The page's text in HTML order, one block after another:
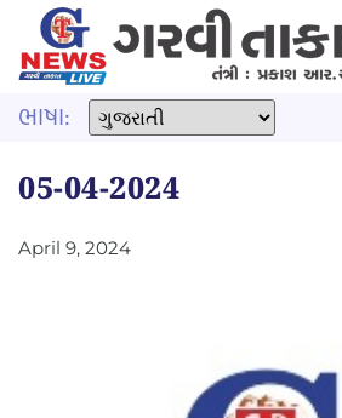
ભાષા:
05-04-2024
April 9, 2024